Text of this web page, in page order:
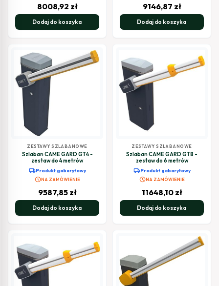
8008,92 zł
Dodaj do koszyka
9146,87 zł
Dodaj do koszyka
ZESTAWY SZLABANOWE
Szlaban CAME GARD GT4 -
zestaw do 4 metrów
local_shippingProdukt gabarytowy
scheduleNA ZAMÓWIENIE
9587,85 zł
Dodaj do koszyka
ZESTAWY SZLABANOWE
Szlaban CAME GARD GT8 -
zestaw do 6 metrów
local_shippingProdukt gabarytowy
scheduleNA ZAMÓWIENIE
11648,10 zł
Dodaj do koszyka